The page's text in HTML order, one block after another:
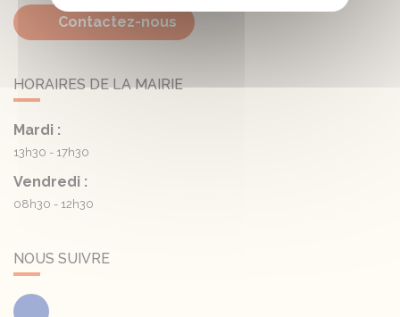
Contactez-nous
HORAIRES DE LA MAIRIE
Mardi :
13h30 - 17h30
Vendredi :
08h30 - 12h30
NOUS SUIVRE